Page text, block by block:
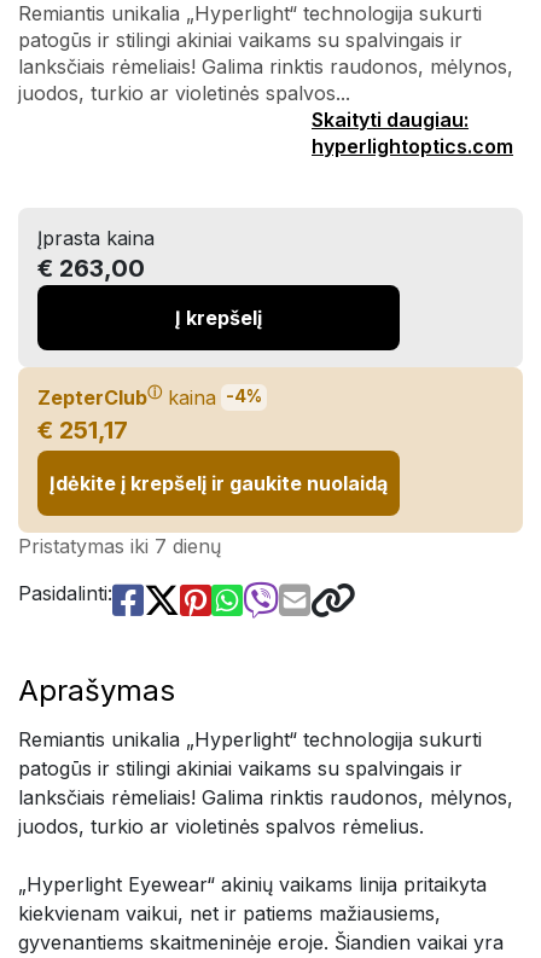
Remiantis unikalia „Hyperlight“ technologija sukurti
patogūs ir stilingi akiniai vaikams su spalvingais ir
lanksčiais rėmeliais! Galima rinktis raudonos, mėlynos,
juodos, turkio ar violetinės spalvos...
Skaityti daugiau:
hyperlightoptics.com
Įprasta kaina
€ 263,00
Į krepšelį
ZepterClubⓘ kaina -4%
€ 251,17
Įdėkite į krepšelį ir gaukite nuolaidą
Pristatymas iki 7 dienų
Pasidalinti:
Aprašymas
Remiantis unikalia „Hyperlight“ technologija sukurti
patogūs ir stilingi akiniai vaikams su spalvingais ir
lanksčiais rėmeliais! Galima rinktis raudonos, mėlynos,
juodos, turkio ar violetinės spalvos rėmelius.
„Hyperlight Eyewear“ akinių vaikams linija pritaikyta
kiekvienam vaikui, net ir patiems mažiausiems,
gyvenantiems skaitmeninėje eroje. Šiandien vaikai yra